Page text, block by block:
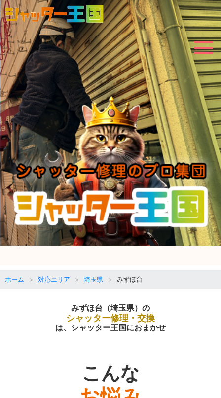
ホーム 対応エリア 埼玉県 みずほ台
みずほ台（埼玉県）の
シャッター修理・交換
は、シャッター王国におまかせ
こんな